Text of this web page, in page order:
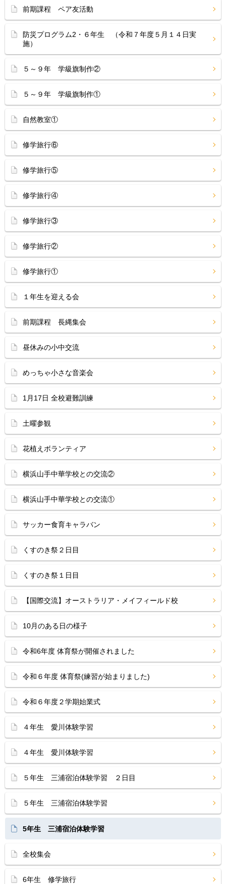
前期課程 ペア友活動
防災プログラム2・６年生 （令和７年度５月１４日実
施）
５～９年 学級旗制作②
５～９年 学級旗制作①
自然教室①
修学旅行⑥
修学旅行⑤
修学旅行④
修学旅行③
修学旅行②
修学旅行①
１年生を迎える会
前期課程 長縄集会
昼休みの小中交流
めっちゃ小さな音楽会
1月17日 全校避難訓練
土曜参観
花植えボランティア
横浜山手中華学校との交流②
横浜山手中華学校との交流①
サッカー食育キャラバン
くすのき祭２日目
くすのき祭１日目
【国際交流】オーストラリア・メイフィールド校
10月のある日の様子
令和6年度 体育祭が開催されました
令和６年度 体育祭(練習が始まりました)
令和６年度２学期始業式
４年生 愛川体験学習
４年生 愛川体験学習
５年生 三浦宿泊体験学習 ２日目
５年生 三浦宿泊体験学習
5年生 三浦宿泊体験学習
全校集会
6年生 修学旅行